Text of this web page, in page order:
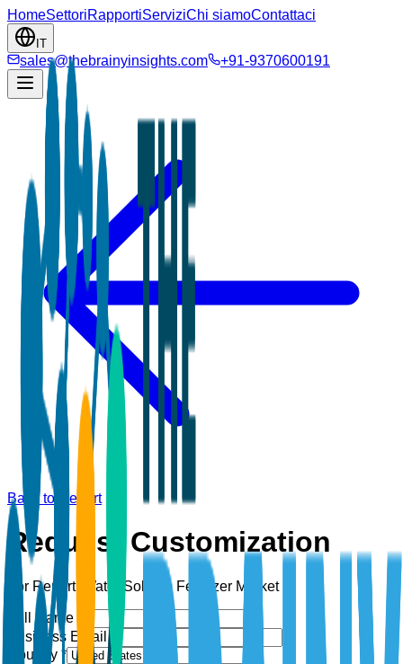
HomeSettoriRapportiServiziChi siamoContattaci
IT
sales@thebrainyinsights.com +91-9370600191
Back to Report
Request Customization
For Report: Water Soluble Fertilizer Market
Full Name *
Business Email *
Country *